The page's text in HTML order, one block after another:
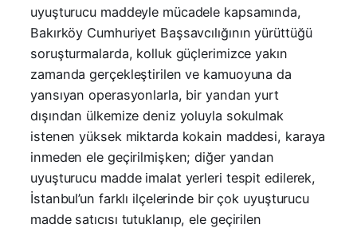
uyuşturucu maddeyle mücadele kapsamında,
Bakırköy Cumhuriyet Başsavcılığının yürüttüğü
soruşturmalarda, kolluk güçlerimizce yakın
zamanda gerçekleştirilen ve kamuoyuna da
yansıyan operasyonlarla, bir yandan yurt
dışından ülkemize deniz yoluyla sokulmak
istenen yüksek miktarda kokain maddesi, karaya
inmeden ele geçirilmişken; diğer yandan
uyuşturucu madde imalat yerleri tespit edilerek,
İstanbul’un farklı ilçelerinde bir çok uyuşturucu
madde satıcısı tutuklanıp, ele geçirilen